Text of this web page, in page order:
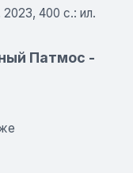
400 с.: ил.
Патмос -